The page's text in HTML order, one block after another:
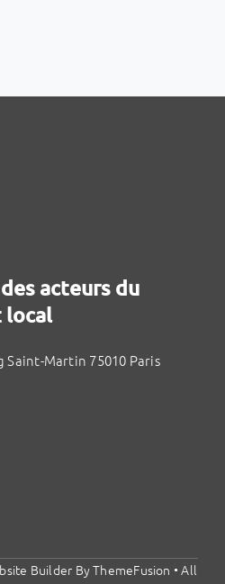
acteurs du
local
Saint-Martin 75010 Paris
Builder ByThemeFusion • All